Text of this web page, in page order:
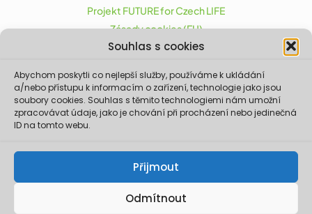
Souhlas s cookies
Abychom poskytli co nejlepší služby, používáme k ukládání
a/nebo přístupu k informacím o zařízení, technologie jako jsou
soubory cookies. Souhlas s těmito technologiemi nám umožní
zpracovávat údaje, jako je chování při procházení nebo jedinečná
ID na tomto webu.
Přijmout
Odmítnout
Projekt FUTURE for Czech LIFE
Zásady cookies (EU)
Projekt FUTURE for Czech LIFE (LIFE21-CAP-CZ-LIFE
FOR CZECHIA) byl podpořen z finančního nástroje
Evropské unie LIFE.
Údaje a informace zveřejněné na těchto
Ministerstva životního prostředí a partnerů
projektu. Evropská komise není odpovědná za
jakékoliv použití informací zveřejněných na
těchto stránkách.